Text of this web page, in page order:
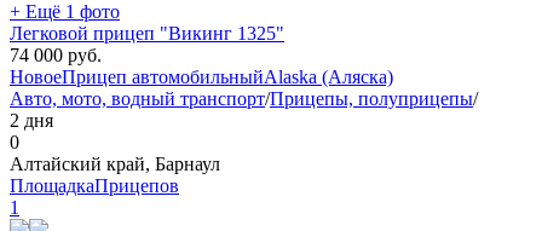
+ Ещё 1 фото
Легковой прицеп "Викинг 1325"
74 000 руб.
НовоеПрицеп автомобильныйAlaska (Аляска)
Авто, мото, водный транспорт/Прицепы, полуприцепы/
2 дня
0
Алтайский край, Барнаул
ПлощадкаПрицепов
1